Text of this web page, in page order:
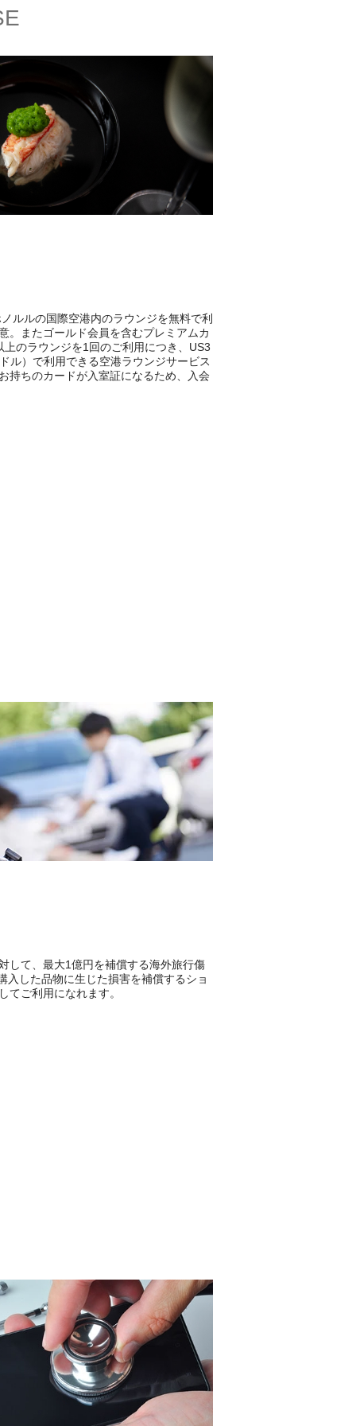
ルルの国際空港内のラウンジを無料で利
。またゴールド会員を含むプレミアムカ
のラウンジを1回のご利用につき、US3
ル）で利用できる空港ラウンジサービス
持ちのカードが入室証になるため、入会
して、最大1億円を補償する海外旅行傷
入した品物に生じた損害を補償するショ
てご利用になれます。